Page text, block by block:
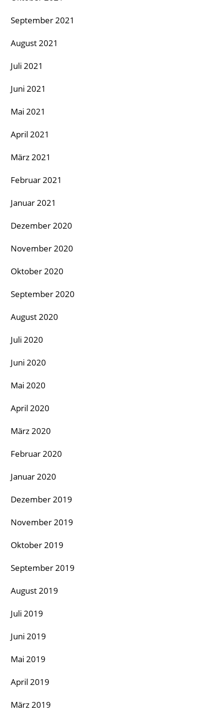
September 2021
August 2021
Juli 2021
Juni 2021
Mai 2021
April 2021
März 2021
Februar 2021
Januar 2021
Dezember 2020
November 2020
Oktober 2020
September 2020
August 2020
Juli 2020
Juni 2020
Mai 2020
April 2020
März 2020
Februar 2020
Januar 2020
Dezember 2019
November 2019
Oktober 2019
September 2019
August 2019
Juli 2019
Juni 2019
Mai 2019
April 2019
März 2019